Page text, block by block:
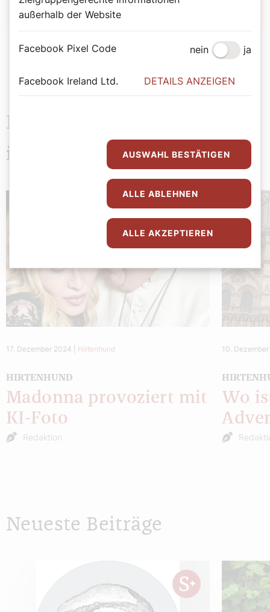
Das könnte Sie auch
interessieren
17. Dezember 2024 Hirtenhund
HIRTENHUND
Madonna provoziert mit
KI-Foto
Redaktion
10.
Wo
Neueste Beiträge
außerhalb der Website
Facebook Pixel Code nein ja
Facebook Ireland Ltd. DETAILS ANZEIGEN
AUSWAHL BESTÄTIGEN
ALLE ABLEHNEN
ALLE AKZEPTIEREN